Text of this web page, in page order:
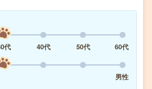
代 40代 50代
60代
男性